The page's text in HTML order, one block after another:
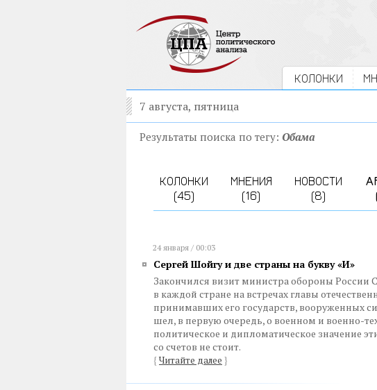
КОЛОНКИ
7 августа, пятница
Результаты поиска по тегу: Обама
КОЛОНКИ
(45)
МНЕНИЯ
(16)
НОВОСТИ
(8)
24 января / 00:03
Сергей Шойгу и две страны на букву «И»
Закончился визит министра обороны России
в каждой стране на встречах главы
принимавших его государств, вооруженных
шел, в первую очередь, о военном и военно-
политическое и дипломатическое значение
со счетов не стоит.
{ Читайте далее }